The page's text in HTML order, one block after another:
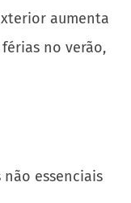
aumenta
no verão,
essenciais